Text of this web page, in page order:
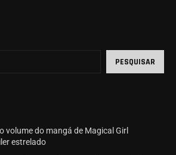
PESQUISAR
volume do mangá de Magical Girl
estrelado